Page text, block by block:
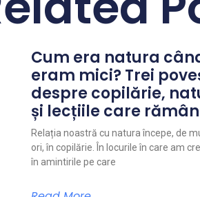
Cum era natura
eram mici? Trei
despre copilărie,
și lecțiile care
Relația noastră cu natura începe, de
ori, în copilărie. În locurile în care am
în amintirile pe care